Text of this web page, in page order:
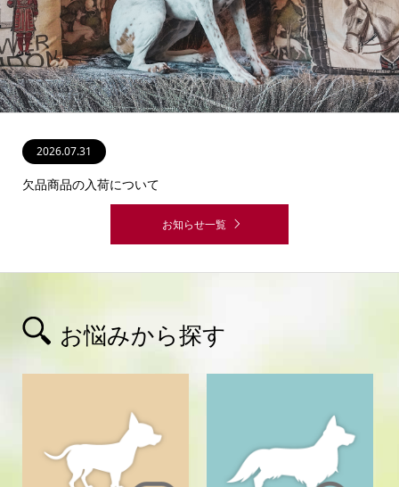
2026.07.31
2026.07.31
欠品商品の入荷について
2026.02.11
■2026年8月1日より一部商品の価格改定について■
2026.01.01
2024.04.25
お知らせ一覧
お悩みから探す